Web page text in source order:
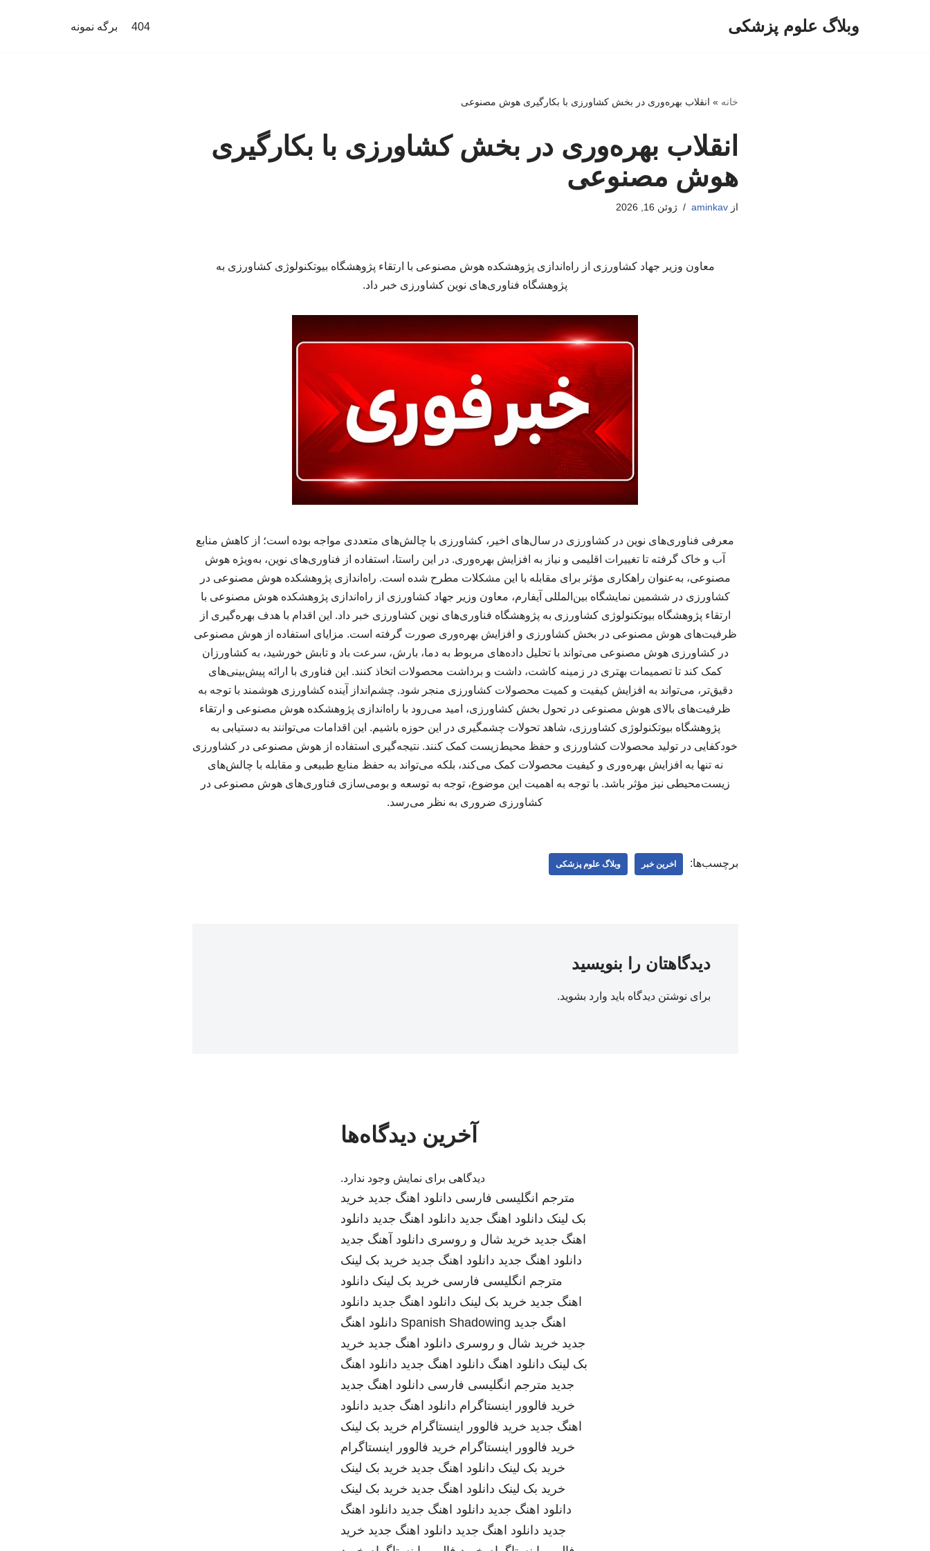
وبلاگ علوم پزشکی 404 برگه نمونه
خانه » انقلاب بهره‌وری در بخش کشاورزی با بکارگیری هوش مصنوعی
انقلاب بهره‌وری در بخش کشاورزی با بکارگیری
هوش مصنوعی
ازaminkav ژوئن 16, 2026
معاون وزیر جهاد کشاورزی از راه‌اندازی پژوهشکده هوش مصنوعی با ارتقاء پژوهشگاه بیوتکنولوژی کشاورزی به
پژوهشگاه فناوری‌های نوین کشاورزی خبر داد.
معرفی فناوری‌های نوین در کشاورزی در سال‌های اخیر، کشاورزی با چالش‌های متعددی مواجه بوده است؛ از کاهش منابع
آب و خاک گرفته تا تغییرات اقلیمی و نیاز به افزایش بهره‌وری. در این راستا، استفاده از فناوری‌های نوین، به‌ویژه هوش
مصنوعی، به‌عنوان راهکاری مؤثر برای مقابله با این مشکلات مطرح شده است. راه‌اندازی پژوهشکده هوش مصنوعی در
کشاورزی در ششمین نمایشگاه بین‌المللی آیفارم، معاون وزیر جهاد کشاورزی از راه‌اندازی پژوهشکده هوش مصنوعی با
ارتقاء پژوهشگاه بیوتکنولوژی کشاورزی به پژوهشگاه فناوری‌های نوین کشاورزی خبر داد. این اقدام با هدف بهره‌گیری از
ظرفیت‌های هوش مصنوعی در بخش کشاورزی و افزایش بهره‌وری صورت گرفته است. مزایای استفاده از هوش مصنوعی
در کشاورزی هوش مصنوعی می‌تواند با تحلیل داده‌های مربوط به دما، بارش، سرعت باد و تابش خورشید، به کشاورزان
کمک کند تا تصمیمات بهتری در زمینه کاشت، داشت و برداشت محصولات اتخاذ کنند. این فناوری با ارائه پیش‌بینی‌های
دقیق‌تر، می‌تواند به افزایش کیفیت و کمیت محصولات کشاورزی منجر شود. چشم‌انداز آینده کشاورزی هوشمند با توجه به
ظرفیت‌های بالای هوش مصنوعی در تحول بخش کشاورزی، امید می‌رود با راه‌اندازی پژوهشکده هوش مصنوعی و ارتقاء
پژوهشگاه بیوتکنولوژی کشاورزی، شاهد تحولات چشمگیری در این حوزه باشیم. این اقدامات می‌توانند به دستیابی به
خودکفایی در تولید محصولات کشاورزی و حفظ محیط‌زیست کمک کنند. نتیجه‌گیری استفاده از هوش مصنوعی در کشاورزی
نه تنها به افزایش بهره‌وری و کیفیت محصولات کمک می‌کند، بلکه می‌تواند به حفظ منابع طبیعی و مقابله با چالش‌های
زیست‌محیطی نیز مؤثر باشد. با توجه به اهمیت این موضوع، توجه به توسعه و بومی‌سازی فناوری‌های هوش مصنوعی در
کشاورزی ضروری به نظر می‌رسد.
برچسب‌ها: اخرین خبر وبلاگ علوم پزشکی
دیدگاهتان را بنویسید
برای نوشتن دیدگاه باید وارد بشوید.
آخرین دیدگاه‌ها
دیدگاهی برای نمایش وجود ندارد.
مترجم انگلیسی فارسی دانلود اهنگ جدید خرید
بک لینک دانلود اهنگ جدید دانلود اهنگ جدید دانلود
اهنگ جدید خرید شال و روسری دانلود آهنگ جدید
دانلود اهنگ جدید دانلود اهنگ جدید خرید بک لینک
مترجم انگلیسی فارسی خرید بک لینک دانلود
اهنگ جدید خرید بک لینک دانلود اهنگ جدید دانلود
اهنگ جدید Spanish Shadowing دانلود اهنگ
جدید خرید شال و روسری دانلود اهنگ جدید خرید
بک لینک دانلود اهنگ دانلود اهنگ جدید دانلود اهنگ
جدید مترجم انگلیسی فارسی دانلود اهنگ جدید
خرید فالوور اینستاگرام دانلود اهنگ جدید دانلود
اهنگ جدید خرید فالوور اینستاگرام خرید بک لینک
خرید فالوور اینستاگرام خرید فالوور اینستاگرام
خرید بک لینک دانلود اهنگ جدید خرید بک لینک
خرید بک لینک دانلود اهنگ جدید خرید بک لینک
دانلود اهنگ جدید دانلود اهنگ جدید دانلود اهنگ
جدید دانلود اهنگ جدید دانلود اهنگ جدید خرید